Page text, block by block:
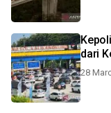
dari
28